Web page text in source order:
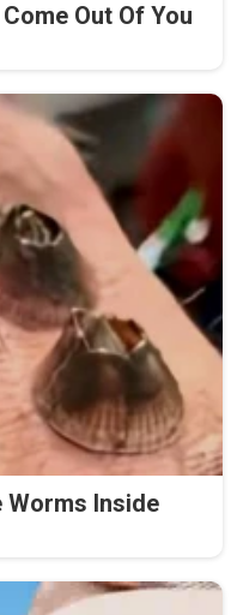
Out Of You
Worms Inside